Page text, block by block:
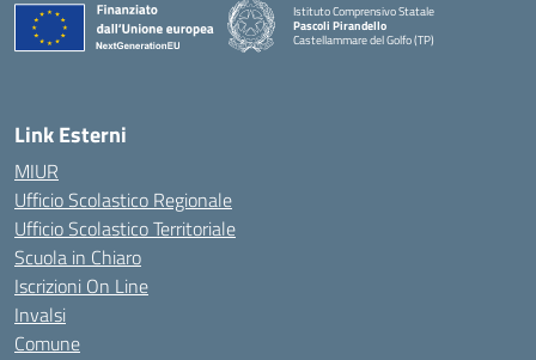
Istituto Comprensivo Statale
Pascoli Pirandello
Castellammare del Golfo (TP)
Link Esterni
MIUR
Ufficio Scolastico Regionale
Ufficio Scolastico Territoriale
Scuola in Chiaro
Iscrizioni On Line
Invalsi
Comune